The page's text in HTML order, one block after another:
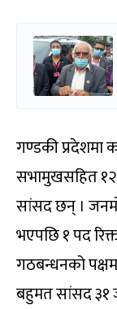
गण्डकी प्रदेशमा
सभामुखसहित
सांसद छन् ।
भएपछि १ पद
गठबन्धनको
बहुमत सांसद ३१